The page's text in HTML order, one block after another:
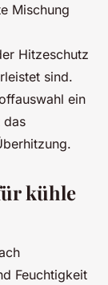
Mischung
Hitzeschutz
sind.
ein
das
kühle
Feuchtigkeit